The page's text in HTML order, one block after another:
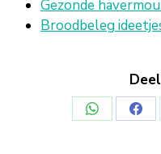
Gezonde
Broodbeleg
Deel